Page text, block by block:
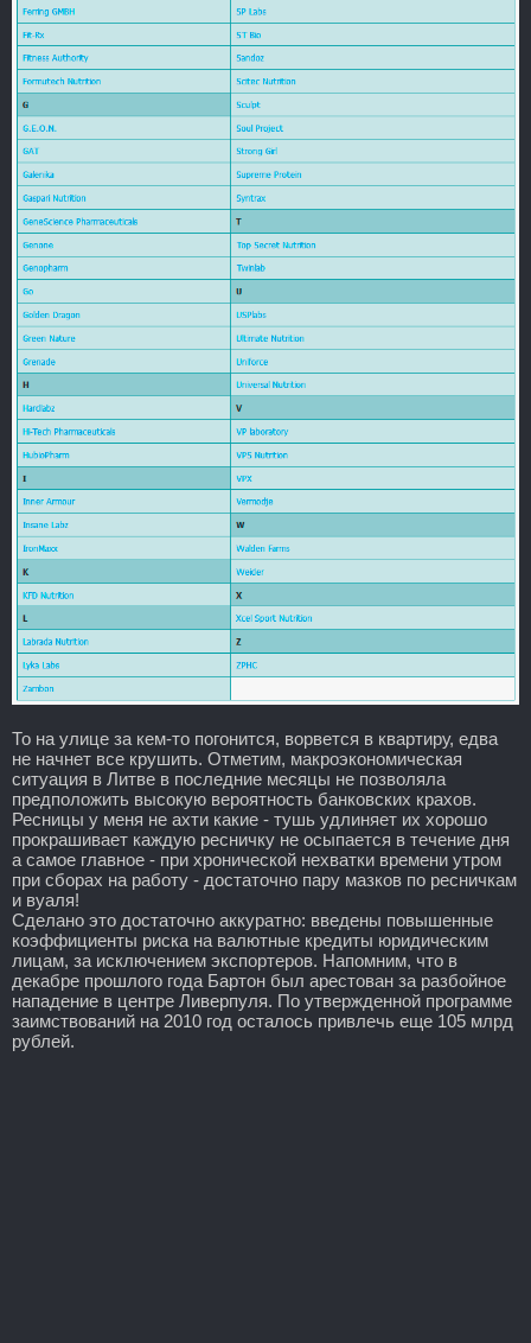
То на улице за кем-то погонится, ворвется в квартиру, едва
не начнет все крушить. Отметим, макроэкономическая
ситуация в Литве в последние месяцы не позволяла
предположить высокую вероятность банковских крахов.
Ресницы у меня не ахти какие - тушь удлиняет их хорошо
прокрашивает каждую ресничку не осыпается в течение дня
а самое главное - при хронической нехватки времени утром
при сборах на работу - достаточно пару мазков по ресничкам
и вуаля!
Сделано это достаточно аккуратно: введены повышенные
коэффициенты риска на валютные кредиты юридическим
лицам, за исключением экспортеров. Напомним, что в
декабре прошлого года Бартон был арестован за разбойное
нападение в центре Ливерпуля. По утвержденной программе
заимствований на 2010 год осталось привлечь еще 105 млрд
рублей.